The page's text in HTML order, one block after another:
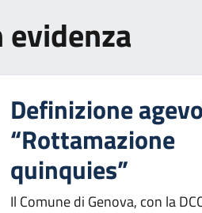
Definizione
“Rottamazione
quinquies”
Il Comune di Genova, con la